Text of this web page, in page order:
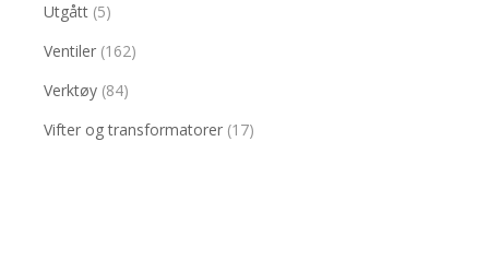
Utgått (5)
Ventiler (162)
Verktøy (84)
Vifter og transformatorer (17)